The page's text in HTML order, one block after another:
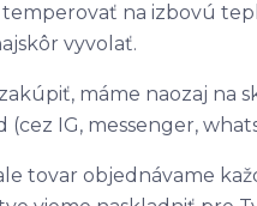
na izbovú
vyvolať.
máme naozaj na
IG, messenger,
tovar objednávame